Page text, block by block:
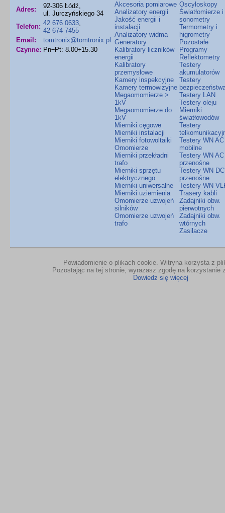
Adres:
92-306 Łódź,
ul. Jurczyńskiego 34
Telefon: 42 676 0633,
42 674 7455
Email:
tomtronix@tomtronix.pl
Czynne: Pn÷Pt: 8.00÷15.30
Akcesoria pomiarowe
Analizatory energii
Jakość energii i
instalacji
Analizatory widma
Generatory
Kalibratory liczników
energii
Kalibratory
przemysłowe
Kamery inspekcyjne
Kamery termowizyjne
Megaomomierze >
1kV
Megaomomierze do
1kV
Mierniki cęgowe
Mierniki instalacji
Mierniki fotowoltaiki
Omomierze
Mierniki przekładni
trafo
Mierniki sprzętu
elektrycznego
Mierniki uniwersalne
Mierniki uziemienia
Omomierze uzwojeń
silników
Omomierze uzwojeń
trafo
Oscyloskopy
Światłomierze i
sonometry
Termometry i
higrometry
Pozostałe
Programy
Reflektometry
Testery
akumulatorów
Testery
Testery LAN
Testery oleju
Mierniki
światłowodów
Testery
Testery WN AC
mobilne
Testery WN AC
przenośne
Testery WN DC
przenośne
Testery WN
Trasery kabli
Zadajniki obw.
pierwotnych
Zadajniki obw.
wtórnych
Zasilacze
Powiadomienie o plikach cookie. Witryna korzysta z
Pozostając na tej stronie, wyrażasz zgodę na korzystanie
Dowiedz się więcej